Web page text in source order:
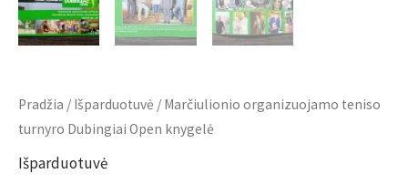
Pradžia / Išparduotuvė / Marčiulionio organizuojamo teniso
turnyro Dubingiai Open knygelė
Išparduotuvė